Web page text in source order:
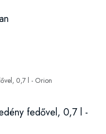
fedővel, 0,7 l -